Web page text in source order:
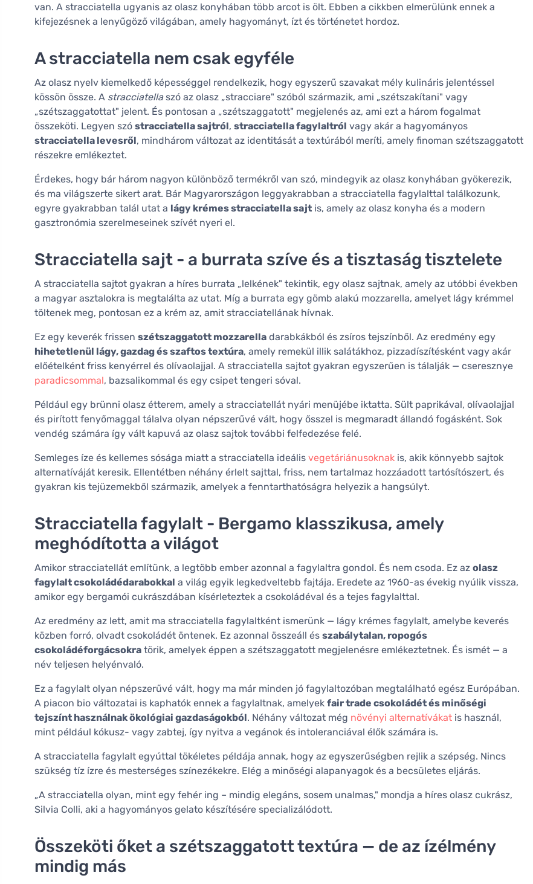
van. A stracciatella ugyanis az olasz konyhában több arcot is ölt. Ebben a cikkben elmerülünk ennek a
kifejezésnek a lenyűgöző világában, amely hagyományt, ízt és történetet hordoz.
A stracciatella nem csak egyféle
Az olasz nyelv kiemelkedő képességgel rendelkezik, hogy egyszerű szavakat mély kulináris jelentéssel
kössön össze. A stracciatellaszó az olasz „stracciare" szóból származik, ami „szétszakítani" vagy
„szétszaggatottat" jelent. És pontosan a „szétszaggatott" megjelenés az, ami ezt a három fogalmat
összeköti. Legyen szó stracciatella sajtról, stracciatella fagylaltról vagy akár a hagyományos
stracciatella levesről, mindhárom változat az identitását a textúrából meríti, amely finoman szétszaggatott
részekre emlékeztet.
Érdekes, hogy bár három nagyon különböző termékről van szó, mindegyik az olasz konyhában gyökerezik,
és ma világszerte sikert arat. Bár Magyarországon leggyakrabban a stracciatella fagylalttal találkozunk,
egyre gyakrabban talál utat a lágy krémes stracciatella sajt is, amely az olasz konyha és a modern
gasztronómia szerelmeseinek szívét nyeri el.
Stracciatella sajt - a burrata szíve és a tisztaság tisztelete
A stracciatella sajtot gyakran a híres burrata „lelkének" tekintik, egy olasz sajtnak, amely az utóbbi években
a magyar asztalokra is megtalálta az utat. Míg a burrata egy gömb alakú mozzarella, amelyet lágy krémmel
töltenek meg, pontosan ez a krém az, amit stracciatellának hívnak.
Ez egy keverék frissen szétszaggatott mozzarella darabkákból és zsíros tejszínből. Az eredmény egy
hihetetlenül lágy, gazdag és szaftos textúra, amely remekül illik salátákhoz, pizzadíszítésként vagy akár
előételként friss kenyérrel és olívaolajjal. A stracciatella sajtot gyakran egyszerűen is tálalják — cseresznye
paradicsommal, bazsalikommal és egy csipet tengeri sóval.
Például egy brünni olasz étterem, amely a stracciatellát nyári menüjébe iktatta. Sült paprikával, olívaolajjal
és pirított fenyőmaggal tálalva olyan népszerűvé vált, hogy ősszel is megmaradt állandó fogásként. Sok
vendég számára így vált kapuvá az olasz sajtok további felfedezése felé.
Semleges íze és kellemes sósága miatt a stracciatella ideális vegetáriánusoknak is, akik könnyebb sajtok
alternatíváját keresik. Ellentétben néhány érlelt sajttal, friss, nem tartalmaz hozzáadott tartósítószert, és
gyakran kis tejüzemekből származik, amelyek a fenntarthatóságra helyezik a hangsúlyt.
Stracciatella fagylalt - Bergamo klasszikusa, amely
meghódította a világot
Amikor stracciatellát említünk, a legtöbb ember azonnal a fagylaltra gondol. És nem csoda. Ez az olasz
fagylalt csokoládédarabokkal a világ egyik legkedveltebb fajtája. Eredete az 1960-as évekig nyúlik vissza,
amikor egy bergamói cukrászdában kísérleteztek a csokoládéval és a tejes fagylalttal.
Az eredmény az lett, amit ma stracciatella fagylaltként ismerünk — lágy krémes fagylalt, amelybe keverés
közben forró, olvadt csokoládét öntenek. Ez azonnal összeáll és szabálytalan, ropogós
csokoládéforgácsokra törik, amelyek éppen a szétszaggatott megjelenésre emlékeztetnek. És ismét — a
név teljesen helyénvaló.
Ez a fagylalt olyan népszerűvé vált, hogy ma már minden jó fagylaltozóban megtalálható egész Európában.
A piacon bio változatai is kaphatók ennek a fagylaltnak, amelyek fair trade csokoládét és minőségi
tejszínt használnak ökológiai gazdaságokból. Néhány változat még növényi alternatívákat is használ,
mint például kókusz- vagy zabtej, így nyitva a vegánok és intoleranciával élők számára is.
A stracciatella fagylalt egyúttal tökéletes példája annak, hogy az egyszerűségben rejlik a szépség. Nincs
szükség tíz ízre és mesterséges színezékekre. Elég a minőségi alapanyagok és a becsületes eljárás.
„A stracciatella olyan, mint egy fehér ing – mindig elegáns, sosem unalmas," mondja a híres olasz cukrász,
Silvia Colli, aki a hagyományos gelato készítésére specializálódott.
Összeköti őket a szétszaggatott textúra — de az ízélmény
mindig más